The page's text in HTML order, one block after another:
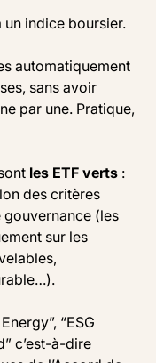
un indice boursier.
automatiquement
sans avoir
par une. Pratique,
les ETF verts :
des critères
(les
sur les
“ESG
c’est-à-dire